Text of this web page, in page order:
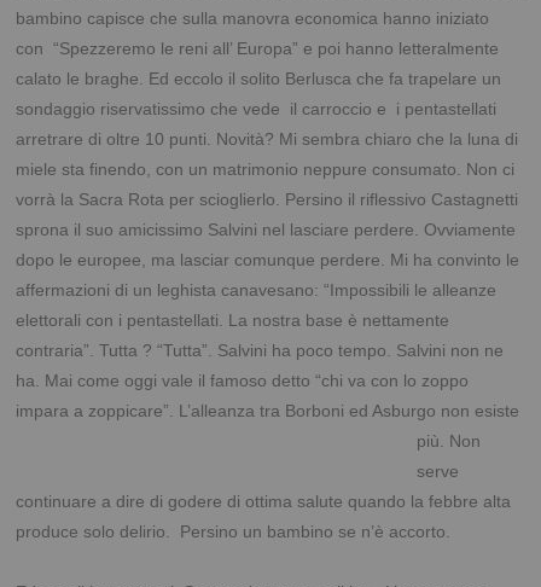
bambino capisce che sulla manovra economica hanno iniziato
con “Spezzeremo le reni all’ Europa” e poi hanno letteralmente
calato le braghe. Ed eccolo il solito Berlusca che fa trapelare un
sondaggio riservatissimo che vede il carroccio e i pentastellati
arretrare di oltre 10 punti. Novità? Mi sembra chiaro che la luna di
miele sta finendo, con un matrimonio neppure consumato. Non ci
vorrà la Sacra Rota per scioglierlo. Persino il riflessivo Castagnetti
sprona il suo amicissimo Salvini nel lasciare perdere. Ovviamente
dopo le europee, ma lasciar comunque perdere. Mi ha convinto le
affermazioni di un leghista canavesano: “Impossibili le alleanze
elettorali con i pentastellati. La nostra base è nettamente
contraria”. Tutta ? “Tutta”. Salvini ha poco tempo. Salvini non ne
ha. Mai come oggi vale il famoso detto “chi va con lo zoppo
impara a zoppicare”. L’alleanza tra Borboni ed Asburgo non esiste
più. Non
serve
continuare a dire di godere di ottima salute quando la febbre alta
produce solo delirio. Persino un bambino se n’è accorto.